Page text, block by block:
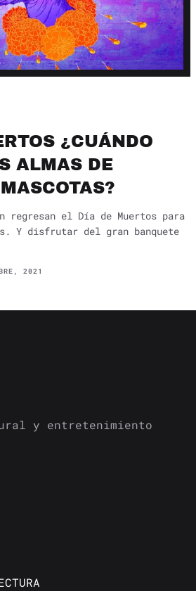
¿CUÁNDO
ALMAS DE
regresan el Día de Muertos para
Y disfrutar del gran banquete
2021
y entretenimiento